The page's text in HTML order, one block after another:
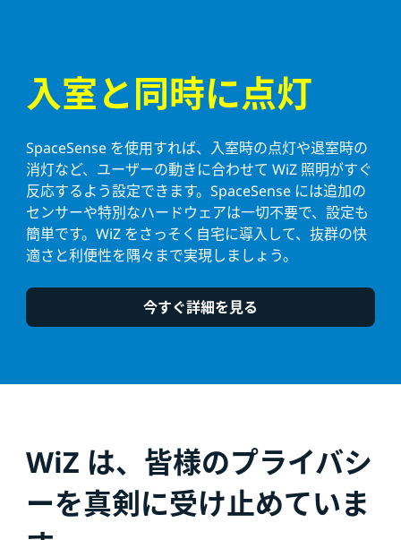
入室と同時に点灯
SpaceSense を使用すれば、入室時の点灯や退室時の
消灯など、ユーザーの動きに合わせて WiZ 照明がすぐ
反応するよう設定できます。SpaceSense には追加の
センサーや特別なハードウェアは一切不要で、設定も
簡単です。WiZ をさっそく自宅に導入して、抜群の快
適さと利便性を隅々まで実現しましょう。
今すぐ詳細を見る
WiZ は、皆様のプライバシ
ーを真剣に受け止めていま